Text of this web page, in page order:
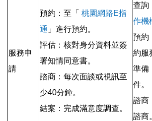
服務申
請
預約：至「 桃園網路E指
通 」進行預約。
評估：核對身分資料並簽
署知情同意書。
諮商：每次面談或視訊至
少40分鐘。
結案：完成滿意度調查。
查詢
作機
預約
約服
準備
件。
諮商
諮商